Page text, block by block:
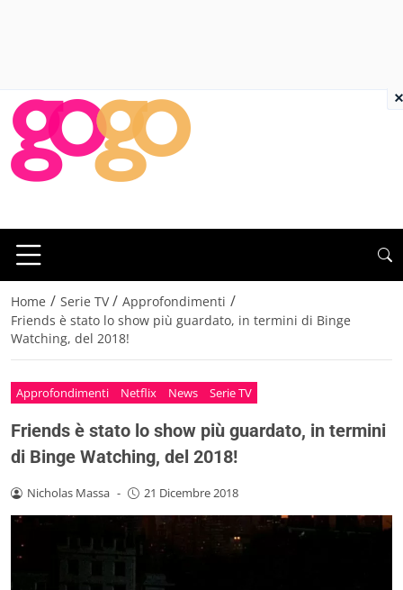
Home / Serie TV / Approfondimenti /
Friends è stato lo show più guardato, in termini di Binge
Watching, del 2018!
Approfondimenti Netflix News Serie TV
Friends è stato lo show più guardato, in termini
di Binge Watching, del 2018!
Nicholas Massa - 21 Dicembre 2018
×